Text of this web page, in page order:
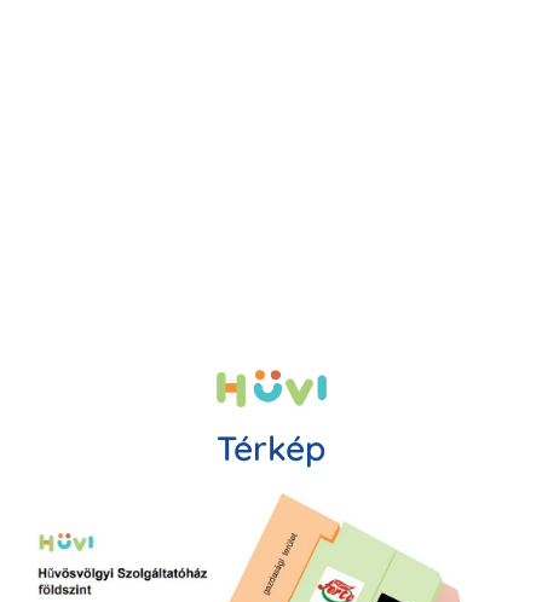
Térkép